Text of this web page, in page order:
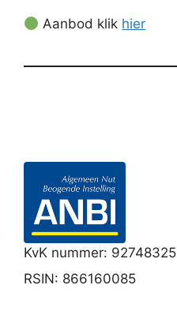
Aanbod klik hier
KvK nummer: 92748325
RSIN: 866160085